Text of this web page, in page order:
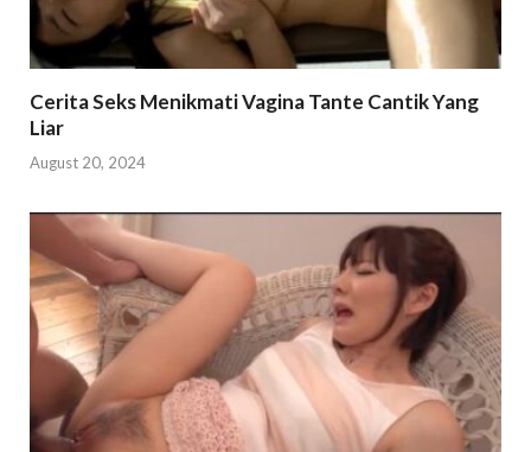
Cerita Seks Menikmati Vagina Tante Cantik Yang
Liar
August 20, 2024